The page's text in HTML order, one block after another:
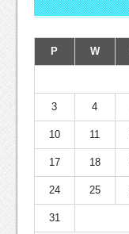
P
W
3 4
10 11
17 18
24 25
31